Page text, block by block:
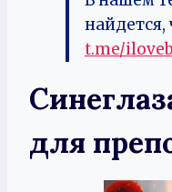
найдется,
t.me/
для